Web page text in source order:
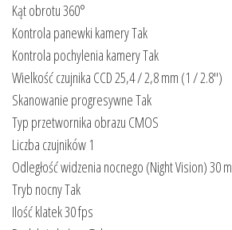
Kąt obrotu 360°
Kontrola panewki kamery Tak
Kontrola pochylenia kamery Tak
Wielkość czujnika CCD 25,4 / 2,8 mm (1 / 2.8″)
Skanowanie progresywne Tak
Typ przetwornika obrazu CMOS
Liczba czujników 1
Odległość widzenia nocnego (Night Vision) 30 m
Tryb nocny Tak
Ilość klatek 30 fps